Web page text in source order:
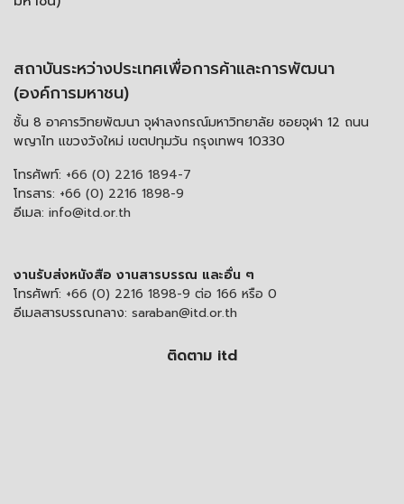
สถาบันระหว่างประเทศเพื่อการค้าและการพัฒนา
(องค์การมหาชน)
ชั้น 8 อาคารวิทยพัฒนา จุฬาลงกรณ์มหาวิทยาลัย ซอยจุฬา 12 ถนน
พญาไท แขวงวังใหม่ เขตปทุมวัน กรุงเทพฯ 10330
โทรศัพท์: +66 (0) 2216 1894-7
โทรสาร: +66 (0) 2216 1898-9
อีเมล: info@itd.or.th
งานรับส่งหนังสือ งานสารบรรณ และอื่น ๆ
โทรศัพท์: +66 (0) 2216 1898-9 ต่อ 166 หรือ 0
อีเมลสารบรรณกลาง: saraban@itd.or.th
ติดตาม itd